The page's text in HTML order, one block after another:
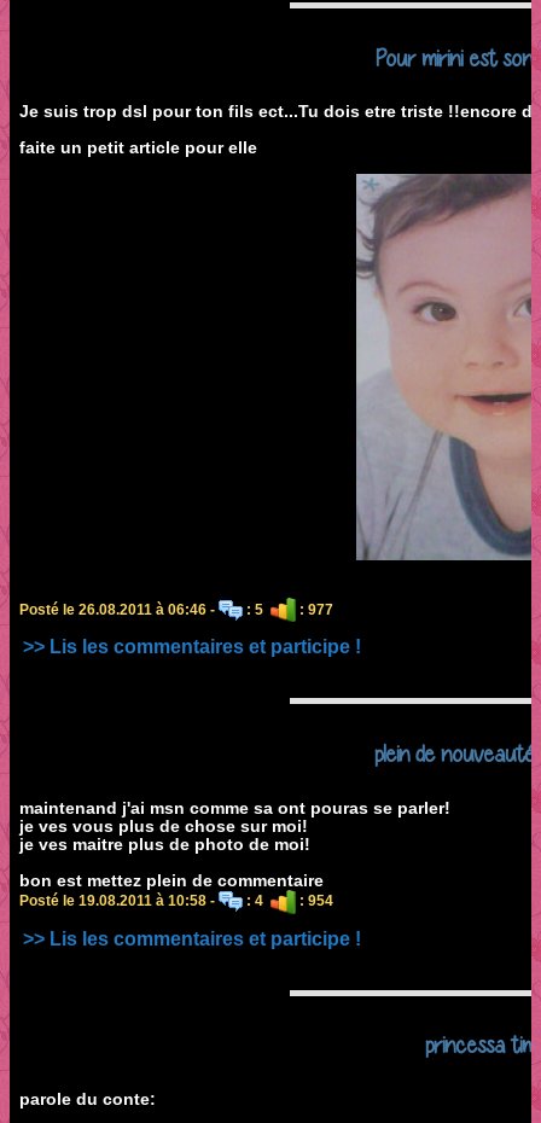
Pour mirini est
Je suis trop dsl pour ton fils ect...Tu dois etre triste !!encore
faite un petit article pour elle
Posté le 26.08.2011 à 06:46 - : 5 : 977
>> Lis les commentaires et participe !
plein de
maintenand j'ai msn comme sa ont pouras se parler!
je ves vous plus de chose sur moi!
je ves maitre plus de photo de moi!
bon est mettez plein de commentaire
Posté le 19.08.2011 à 10:58 - : 4 : 954
>> Lis les commentaires et participe !
princessa
parole du conte: